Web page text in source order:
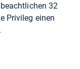
32
Privileg einen